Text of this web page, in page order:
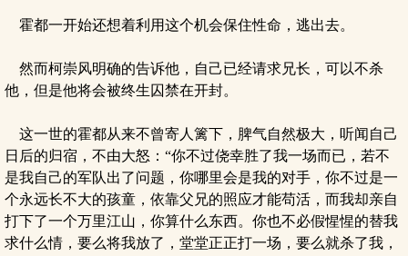
霍都一开始还想着利用这个机会保住性命，逃出去。
然而柯崇风明确的告诉他，自己已经请求兄长，可以不杀
他，但是他将会被终生囚禁在开封。
这一世的霍都从来不曾寄人篱下，脾气自然极大，听闻自己
日后的归宿，不由大怒：“你不过侥幸胜了我一场而已，若不
是我自己的军队出了问题，你哪里会是我的对手，你不过是一
个永远长不大的孩童，依靠父兄的照应才能苟活，而我却亲自
打下了一个万里江山，你算什么东西。你也不必假惺惺的替我
求什么情，要么将我放了，堂堂正正打一场，要么就杀了我，